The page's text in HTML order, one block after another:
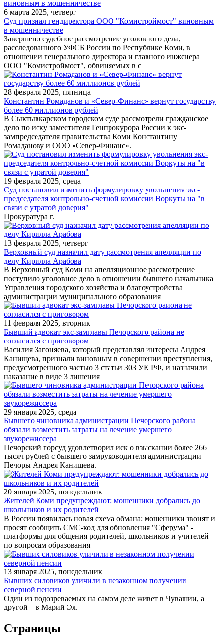
6 марта 2025, четверг
Суд признал гендиректора ООО "Комистроймост" виновным
в мошенничестве
Завершено судебное рассмотрение уголовного дела,
расследованного УФСБ России по Республике Коми, в
отношении генерального директора и главного инженера
ООО "Комистроймост", обвиняемых в с
28 февраля 2025, пятница
Константин Ромаданов и «Север-Финанс» вернут государству
более 60 миллионов рублей
В Сыктывкарском городском суде рассмотрели гражданское
дело по иску заместителя Генпрокурора России к экс-
зампредседателя правительства Коми Константину
Ромаданову и ООО «Север-Финанс».
19 февраля 2025, среда
Суд постановил изменить формулировку увольнения экс-
председателя контрольно-счетной комиссии Воркуты на "в
связи с утратой доверия"
Прокуратура г.
13 февраля 2025, четверг
Верховный суд назначил дату рассмотрения апелляции по
делу Кирилла Арабова
В Верховный суд Коми на апелляционное рассмотрение
поступило уголовное дело в отношении бывшего начальника
Управления городского хозяйства и благоустройства
администрации муниципального образования
11 февраля 2025, вторник
Бывший адвокат экс-замглавы Печорского района не
согласился с приговором
Василия Загоняева, который представлял интересы Андрея
Канищева, признали виновным в совершении преступления,
предусмотренного частью 3 статьи 303 УК РФ, и назначили
наказание в виде 3 лишения
29 января 2025, среда
Бывшего чиновника администрации Печорского района
обязали возместить затраты на лечение умершего
звукорежиссера
Печорский горсуд удовлетворил иск о взыскании более 266
тысяч рублей с бывшего замруководителя администрации
Печоры Андрея Канищева.
20 января 2025, понедельник
Жителей Коми предупреждают: мошенники добрались до
школьников и их родителей
В России появилась новая схема обмана: мошенники звонят и
просят сообщить СМС-код для обновления "Сферума" -
платформы для общения родителей, школьников и учителей
по вопросам образования
13 января 2025, понедельник
Бывших силовиков уличили в незаконном получении
северной пенсии
Один из подозреваемых на самом деле живет в Чувашии, а
другой – в Марий Эл.
Страницы